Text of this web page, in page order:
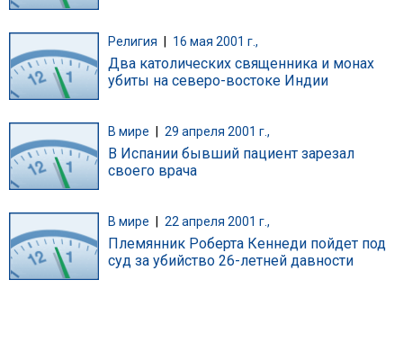
Религия 16 мая 2001 г.,
Два католических священника и монах
убиты на северо-востоке Индии
В мире 29 апреля 2001 г.,
В Испании бывший пациент зарезал
своего врача
В мире 22 апреля 2001 г.,
Племянник Роберта Кеннеди пойдет под
суд за убийство 26-летней давности